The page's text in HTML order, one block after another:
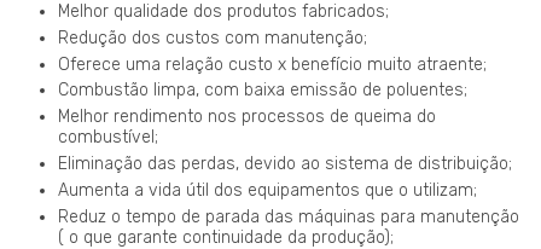
Melhor qualidade dos produtos fabricados;
Redução dos custos com manutenção;
Oferece uma relação custo x benefício muito atraente;
Combustão limpa, com baixa emissão de poluentes;
Melhor rendimento nos processos de queima do
combustível;
Eliminação das perdas, devido ao sistema de distribuição;
Aumenta a vida útil dos equipamentos que o utilizam;
Reduz o tempo de parada das máquinas para manutenção
( o que garante continuidade da produção);